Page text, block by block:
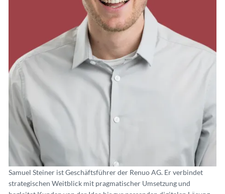
Samuel Steiner ist Geschäftsführer der Renuo AG. Er verbindet
strategischen Weitblick mit pragmatischer Umsetzung und